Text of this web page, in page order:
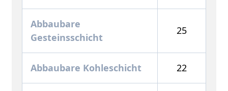
Abbaubare
Gesteinsschicht
25
Abbaubare Kohleschicht 22